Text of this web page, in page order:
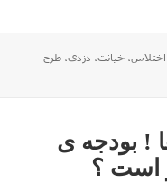
برچسب‌ها
اختلاس،خیانت، دزدی،طرح
مجازی دوباره وارد دستور کار مجلس
! بودجه ی
است ؟‌